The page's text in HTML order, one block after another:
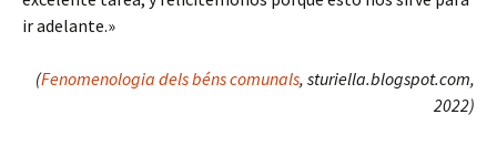
ir adelante.»
(Fenomenologia dels béns comunals, sturiella.blogspot.com,
2022)